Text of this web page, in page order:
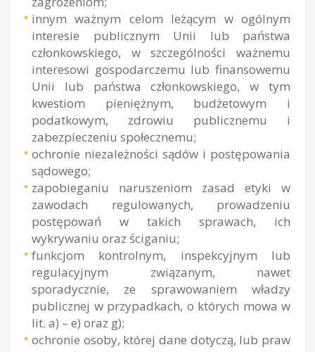
innym ważnym celom leżącym w ogólnym
interesie publicznym Unii lub państwa
członkowskiego, w szczególności ważnemu
interesowi gospodarczemu lub finansowemu
Unii lub państwa członkowskiego, w tym
kwestiom pieniężnym, budżetowym i
podatkowym, zdrowiu publicznemu i
zabezpieczeniu społecznemu;
ochronie niezależności sądów i postępowania
sądowego;
zapobieganiu naruszeniom zasad etyki w
zawodach regulowanych, prowadzeniu
postępowań w takich sprawach, ich
wykrywaniu oraz ściganiu;
funkcjom kontrolnym, inspekcyjnym lub
regulacyjnym związanym, nawet
sporadycznie, ze sprawowaniem władzy
publicznej w przypadkach, o których mowa w
lit. a) – e) oraz g);
ochronie osoby, której dane dotyczą, lub praw